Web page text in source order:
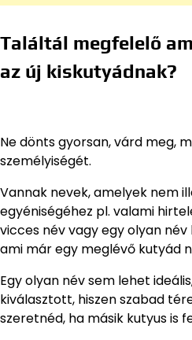
Találtál megfelelő
az új kiskutyádnak?
Ne dönts gyorsan, várd meg,
személyiségét.
Vannak nevek, amelyek nem
egyéniségéhez pl. valami
vicces név vagy egy olyan név
ami már egy meglévő kutyád
Egy olyan név sem lehet
kiválasztott, hiszen szabad
szeretnéd, ha másik kutyus is